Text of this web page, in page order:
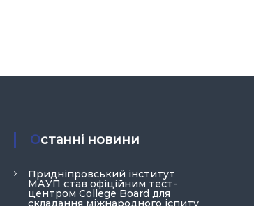
Останні новини
Придніпровський інститут
МАУП став офіційним тест-
центром College Board для
складання міжнародного іспиту